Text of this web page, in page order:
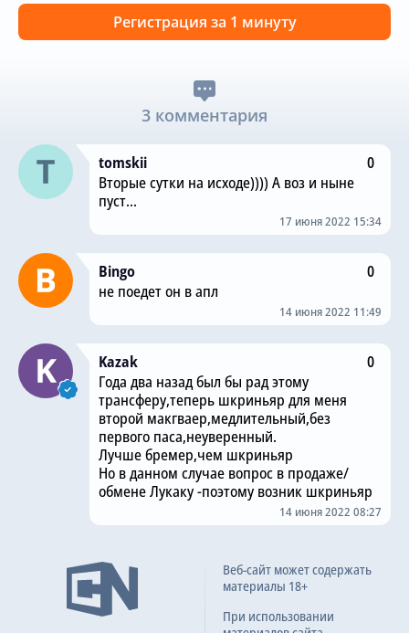
Регистрация за 1 минуту
3 комментария
tomskii
0
Вторые сутки на исходе)))) А воз и ныне
пуст...
17 июня 2022 15:34
Bingo
0
не поедет он в апл
14 июня 2022 11:49
Kazak
0
Года два назад был бы рад этому
трансферу,теперь шкриньяр для меня
второй макгваер,медлительный,без
первого паса,неуверенный.
Лучше бремер,чем шкриньяр
Но в данном случае вопрос в продаже/
обмене Лукаку -поэтому возник шкриньяр
14 июня 2022 08:27
Веб-сайт может содержать
материалы 18+
При использовании